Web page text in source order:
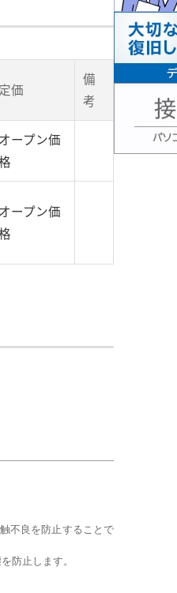
定価
備
考
オープン価
オープン価
不良を防止することで
防止します。